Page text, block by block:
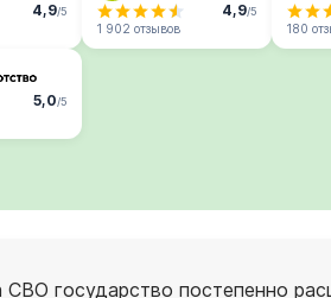
4,9/5 4,9/5
1 902 отзывов 180
5,0/5
СВО государство постепенно